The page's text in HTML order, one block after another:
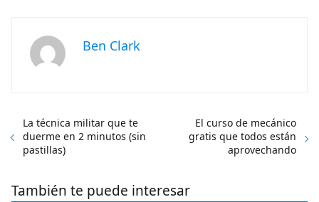
Ben Clark
La técnica militar que te
duerme en 2 minutos (sin
pastillas)
El curso de mecánico
gratis que todos están
aprovechando
También te puede interesar